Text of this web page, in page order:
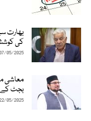
بھارت
کی
05/2025
معاشی
بجٹ
05/2025